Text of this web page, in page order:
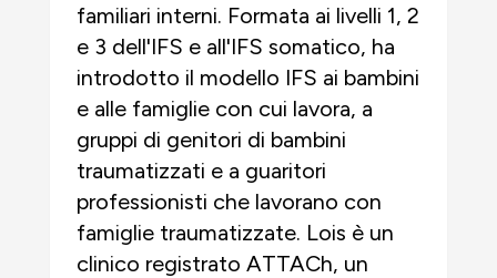
familiari interni. Formata ai livelli 1, 2
e 3 dell'IFS e all'IFS somatico, ha
introdotto il modello IFS ai bambini
e alle famiglie con cui lavora, a
gruppi di genitori di bambini
traumatizzati e a guaritori
professionisti che lavorano con
famiglie traumatizzate. Lois è un
clinico registrato ATTACh, un